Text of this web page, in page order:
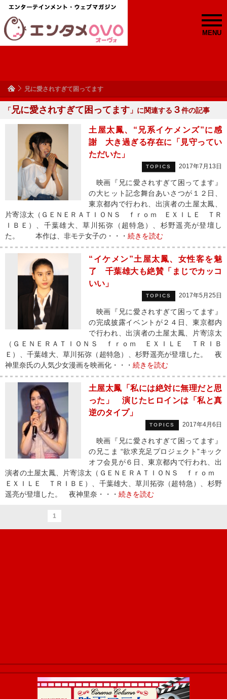
MENU
兄に愛されすぎて困ってます
「兄に愛されすぎて困ってます 」に関連する ３件の記事
土屋太鳳、“兄系イケメンズ”に感
謝 大き過ぎる存在に「見守ってい
ただいた」
TOPICS 2017年7月13日
映画『兄に愛されすぎて困ってます』
の大ヒット記念舞台あいさつが１２日、
東京都内で行われ、出演者の土屋太鳳、
片寄涼太（ＧＥＮＥＲＡＴＩＯＮＳ ｆｒｏｍ ＥＸＩＬＥ ＴＲ
ＩＢＥ）、千葉雄大、草川拓弥（超特急）、杉野遥亮が登壇し
た。 本作は、非モテ女子の・・・ 続きを読む
“イケメン”土屋太鳳、女性客を魅
了 千葉雄大も絶賛「まじでカッコ
いい」
TOPICS 2017年5月25日
映画『兄に愛されすぎて困ってます』
の完成披露イベントが２４日、東京都内
で行われ、出演者の土屋太鳳、片寄涼太
（ＧＥＮＥＲＡＴＩＯＮＳ ｆｒｏｍ ＥＸＩＬＥ ＴＲＩＢ
Ｅ）、千葉雄大、草川拓弥（超特急）、杉野遥亮が登壇した。 夜
神里奈氏の人気少女漫画を映画化・・・ 続きを読む
土屋太鳳「私には絶対に無理だと思
った」 演じたヒロインは「私と真
逆のタイプ」
TOPICS 2017年4月6日
映画『兄に愛されすぎて困ってます』
の兄こま “欲求充足プロジェクト”キック
オフ会見が６日、東京都内で行われ、出
演者の土屋太鳳、片寄涼太（ＧＥＮＥＲＡＴＩＯＮＳ ｆｒｏｍ
ＥＸＩＬＥ ＴＲＩＢＥ）、千葉雄大、草川拓弥（超特急）、杉野
遥亮が登壇した。 夜神里奈・・・ 続きを読む
1